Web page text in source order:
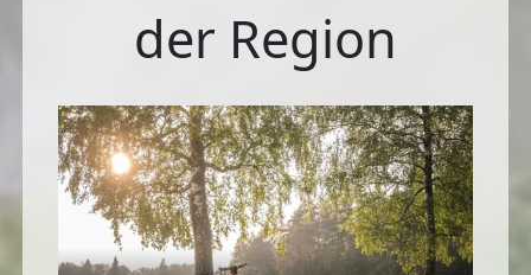
der Region